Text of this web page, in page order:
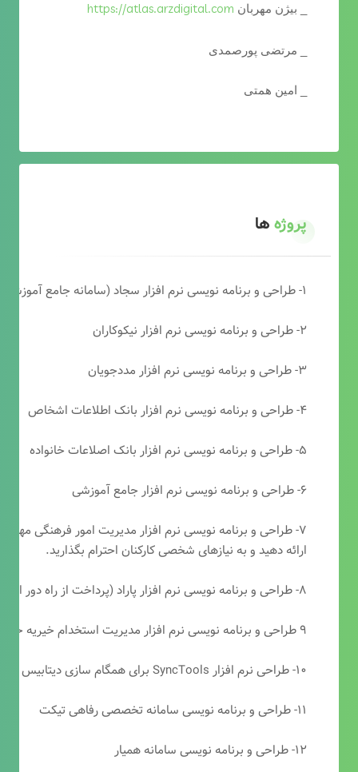
_ بیژن مهربان https://atlas.arzdigital.com
_ مرتضی پورصمدی
_ امین همتی
پروژهها
۱- طراحی و برنامه نویسی نرم افزار سجاد (سامانه جامع آموزشی دارالقرآن)
۲- طراحی و برنامه نویسی نرم افزار نیکوکاران
۳- طراحی و برنامه نویسی نرم افزار مددجویان
۴- طراحی و برنامه نویسی نرم افزار بانک اطلاعات اشخاص
۵- طراحی و برنامه نویسی نرم افزار بانک اصلاعات خانواده
۶- طراحی و برنامه نویسی نرم افزار جامع آموزشی
۷- طراحی و برنامه نویسی نرم افزار مدیریت امور فرهنگی
ارائه دهید و به نیازهای شخصی کارکنان احترام بگذارید.
۸- طراحی و برنامه نویسی نرم افزار پاراد (پرداخت از راه دور انجمن مددکاری امام زمان(عج))
۹ طراحی و برنامه نویسی نرم افزار مدیریت استخدام خیریه حضرت ابوالفضل (ع)
۱۰- طراحی نرم افزار SyncTools برای همگام سازی دیتابیس های SQL Server
۱۱- طراحی و برنامه نویسی سامانه تخصصی رفاهی تیکت
۱۲- طراحی و برنامه نویسی سامانه همیار